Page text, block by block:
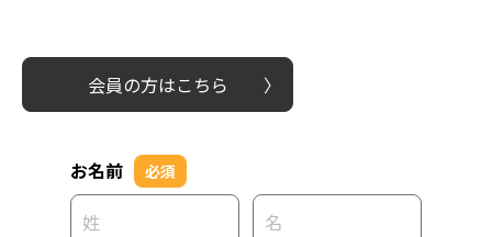
会員の方はこちら
お名前 必須